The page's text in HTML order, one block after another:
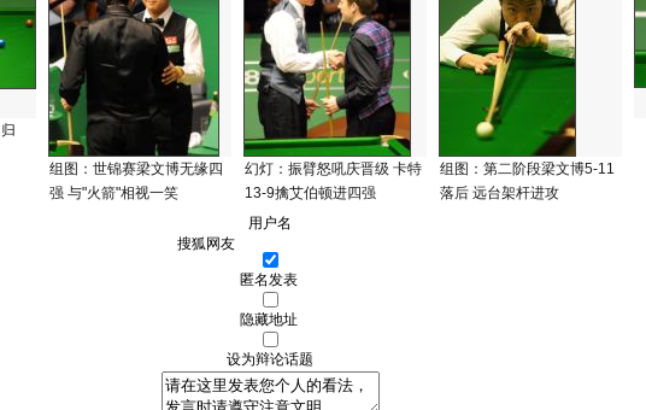
组图：世锦赛梁文博无缘四
强 与"火箭"相视一笑
幻灯：振臂怒吼庆晋级 卡特
13-9擒艾伯顿进四强
组图：第二阶段梁文博5-11
落后 远台架杆进攻
用户名
匿名发表
隐藏地址
设为辩论话题